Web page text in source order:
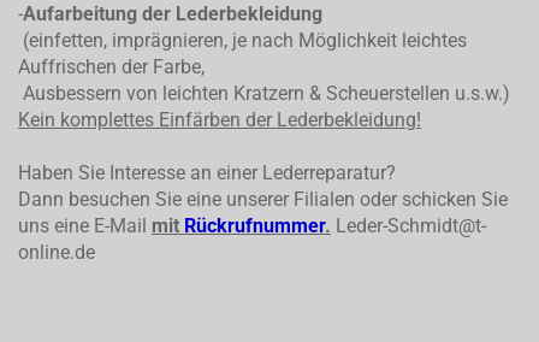
-Aufarbeitung der Lederbekleidung
(einfetten, imprägnieren, je nach Möglichkeit leichtes
Auffrischen der Farbe,
Ausbessern von leichten Kratzern & Scheuerstellen u.s.w.)
Kein komplettes Einfärben der Lederbekleidung!
Haben Sie Interesse an einer Lederreparatur?
Dann besuchen Sie eine unserer Filialen oder schicken Sie
uns eine E-Mail mit Rückrufnummer. Leder-Schmidt@t-
online.de